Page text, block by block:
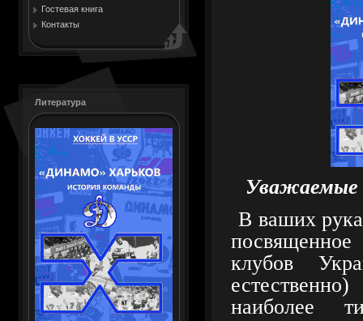
Гостевая книга
Контакты
Литература
Уважаемые
В ваших
клубов
наиболее